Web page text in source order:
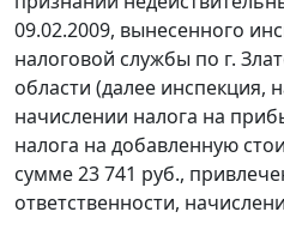
09.02.2009, вынесенного
налоговой службы по г.
области (далее инспекция,
начислении налога на
налога на добавленную
сумме 23 741 руб.,
ответственности,